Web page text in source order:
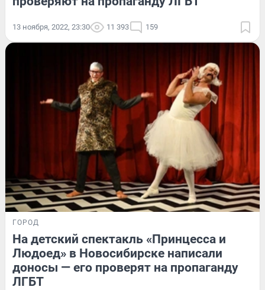
13 ноября, 2022, 23:30 11 393 159
ГОРОД
На детский спектакль «Принцесса и
Людоед» в Новосибирске написали
доносы — его проверят на пропаганду
ЛГБТ